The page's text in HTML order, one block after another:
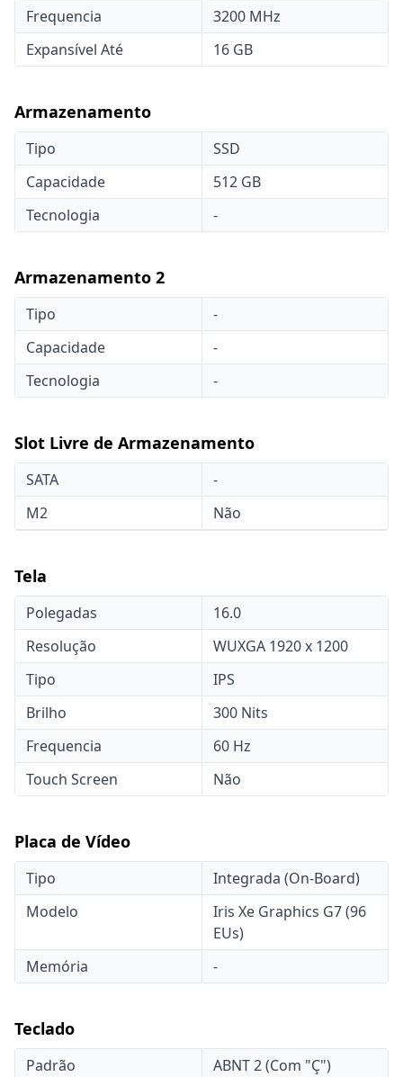
Frequencia
3200 MHz
Expansível Até
16 GB
Armazenamento
Tipo
SSD
Capacidade
512 GB
Tecnologia
-
Armazenamento 2
Tipo
-
Capacidade
-
Tecnologia
-
Slot Livre de Armazenamento
SATA
-
M2
Não
Tela
Polegadas
16.0
Resolução
WUXGA 1920 x 1200
Tipo
IPS
Brilho
300 Nits
Frequencia
60 Hz
Touch Screen
Não
Placa de Vídeo
Tipo
Integrada (On-Board)
Modelo
Iris Xe Graphics G7 (96
EUs)
Memória
-
Teclado
Padrão ABNT 2 (Com "Ç")